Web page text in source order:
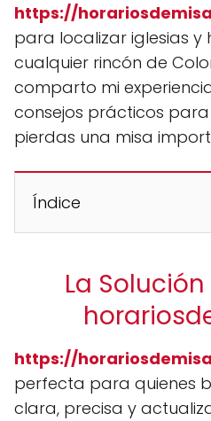
https://
para localizar iglesias y
cualquier rincón de
comparto mi
consejos prácticos
pierdas una misa
Índice
La
https://
perfecta para quienes
clara, precisa y